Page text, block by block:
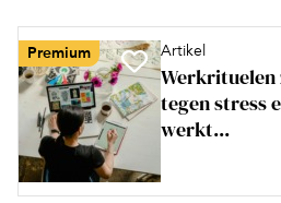
Premium Artikel
Werkrituelen
tegen stress
werkt...